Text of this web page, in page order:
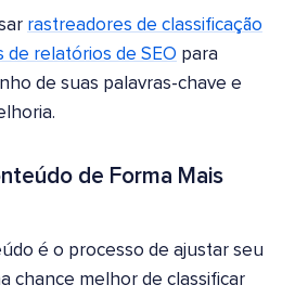
rastreadores de classificação
de relatórios de SEO para
de suas palavras-chave e
de Forma Mais
é o processo de ajustar seu
chance melhor de classificar